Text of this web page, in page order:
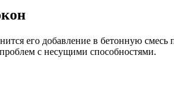
его добавление в бетонную
с несущими способностями.